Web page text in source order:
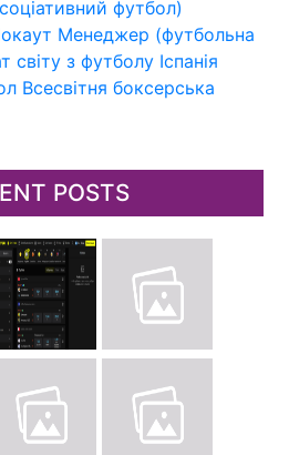
футбол)
Менеджер (футбольна
світу з футболу Іспанія
Всесвітня боксерська
POSTS